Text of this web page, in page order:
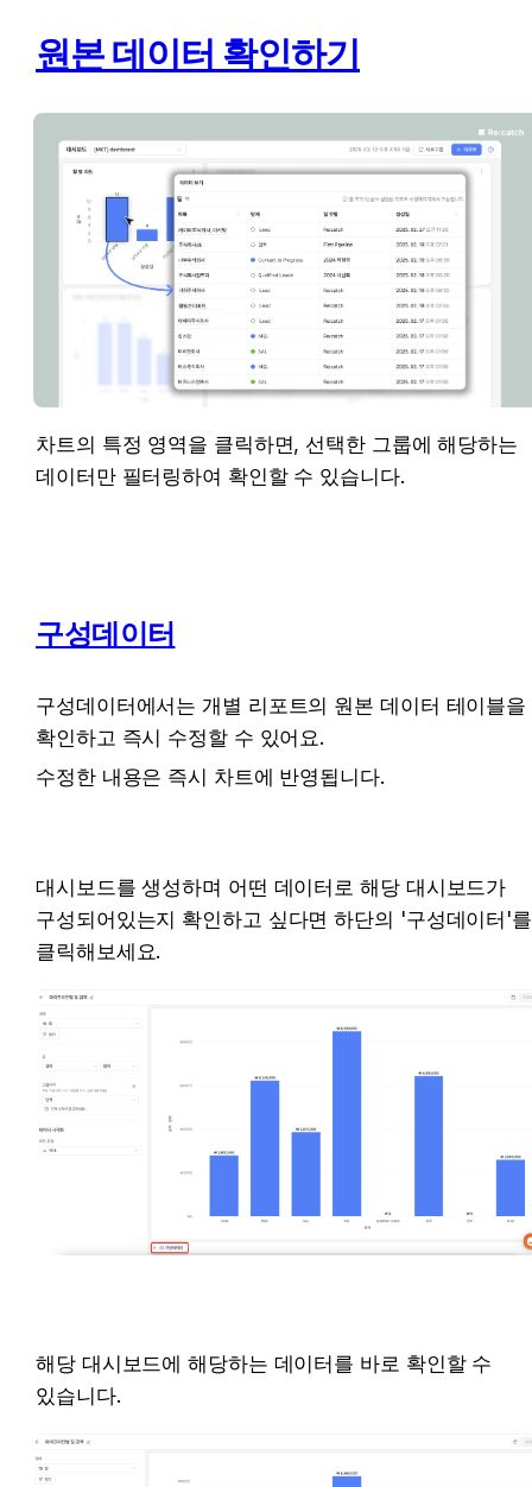
원본 데이터 확인하기
차트의 특정 영역을 클릭하면, 선택한 그룹에 해당하는
데이터만 필터링하여 확인할 수 있습니다.
구성데이터
구성데이터에서는 개별 리포트의 원본 데이터 테이블을
확인하고 즉시 수정할 수 있어요.
수정한 내용은 즉시 차트에 반영됩니다.
대시보드를 생성하며 어떤 데이터로 해당 대시보드가
구성되어있는지 확인하고 싶다면 하단의 '구성데이터'를
클릭해보세요.
해당 대시보드에 해당하는 데이터를 바로 확인할 수
있습니다.